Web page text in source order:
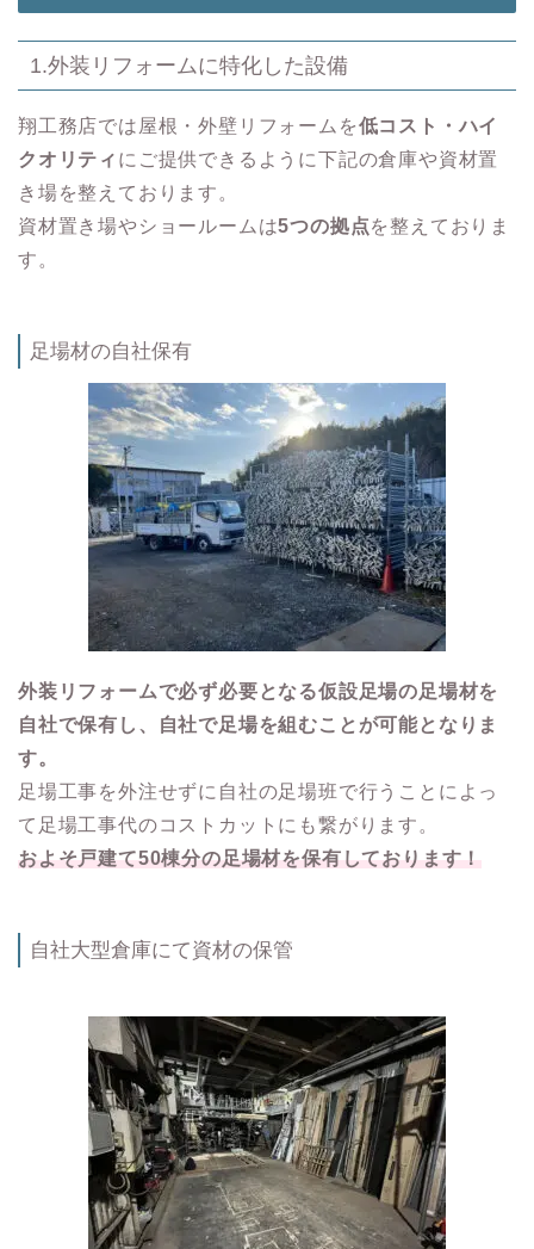
1.外装リフォームに特化した設備
翔工務店では屋根・外壁リフォームを低コスト・ハイ
クオリティ にご提供できるように下記の倉庫や資材置
き場を整えております。
資材置き場やショールームは5つの拠点を整えておりま
す。
足場材の自社保有
外装リフォームで必ず必要となる仮設足場の足場材を
自社で保有し、自社で足場を組むことが可能となりま
す。
足場工事を外注せずに自社の足場班で行うことによっ
て足場工事代のコストカットにも繋がります。
およそ戸建て50棟分の足場材を保有しております！
自社大型倉庫にて資材の保管